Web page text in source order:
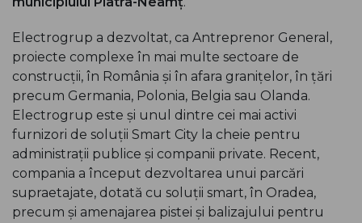
Electrogrup a dezvoltat, ca Antreprenor General,
proiecte complexe în mai multe sectoare de
construcții, în România și în afara granițelor, în țări
precum Germania, Polonia, Belgia sau Olanda.
Electrogrup este și unul dintre cei mai activi
furnizori de soluții Smart City la cheie pentru
administrații publice și companii private. Recent,
compania a început dezvoltarea unui parcări
supraetajate, dotată cu soluții smart, în Oradea,
precum și amenajarea pistei și balizajului pentru